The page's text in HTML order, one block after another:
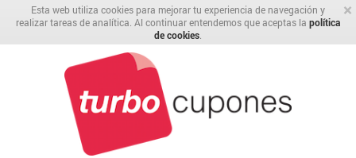
×
Esta web utiliza cookies para mejorar tu experiencia de navegación y
realizar tareas de analítica. Al continuar entendemos que aceptas la política
de cookies